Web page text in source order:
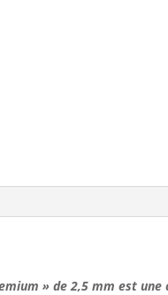
» de 2,5 mm est une